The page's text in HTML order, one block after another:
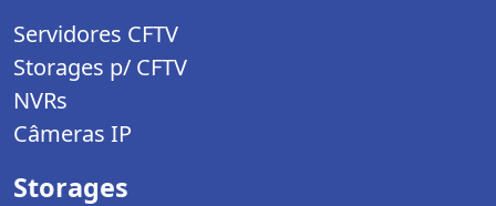
Servidores CFTV
Storages p/ CFTV
NVRs
Câmeras IP
Storages